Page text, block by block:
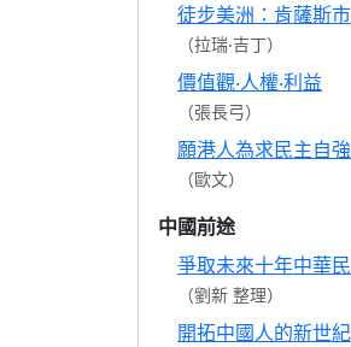
徒步美洲：肯薩斯市
（拉瑞‧吉丁）
價值觀‧人權‧利益
（張長弓）
願港人為求民主自
（歐文）
中國前途
爭取未來十年中華
（劉新 整理）
開拓中國人的新世紀